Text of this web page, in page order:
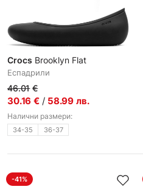
Crocs Brooklyn Flat
Еспадрили
46.01 €
30.16 € / 58.99 лв.
Налични размери:
34-35 36-37
-41%